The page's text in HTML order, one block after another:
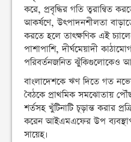
করে, প্রবৃদ্ধির গতি ত্বরান্বিত
আকর্ষণে, উত্পাদনশীলতা
করতে হলে তাত্ক্ষণিক এই
পাশাপাশি, দীর্ঘমেয়াদী
পরিবর্তনজনিত ঝুঁকিগুলোকেও
বাংলাদেশকে ঋণ দিতে গত
বৈঠকে প্রাথমিক সমঝোতায়
শর্তসহ খুঁটিনাটি চূড়ান্ত করার
করেন আইএমএফের উপ
সায়েহ।